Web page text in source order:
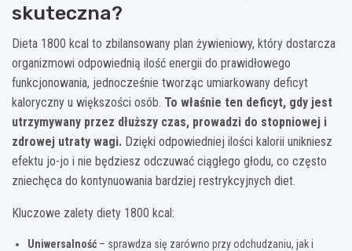
skuteczna?
Dieta 1800 kcal to zbilansowany plan żywieniowy, który dostarcza
organizmowi odpowiednią ilość energii do prawidłowego
funkcjonowania, jednocześnie tworząc umiarkowany deficyt
kaloryczny u większości osób. To właśnie ten deficyt, gdy jest
utrzymywany przez dłuższy czas, prowadzi do stopniowej i
zdrowej utraty wagi. Dzięki odpowiedniej ilości kalorii unikniesz
efektu jo-jo i nie będziesz odczuwać ciągłego głodu, co często
zniechęca do kontynuowania bardziej restrykcyjnych diet.
Kluczowe zalety diety 1800 kcal:
Uniwersalność – sprawdza się zarówno przy odchudzaniu, jak i